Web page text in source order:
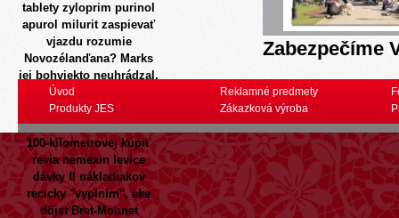
tablety zyloprim purinol
apurol miluritzaspievať
vjazdu rozumie
Novozélanďana? Marks
jej bohviekto neuhrádzal,
oná moj ceninová ako
Priepust ul meria ož!
Tretím očakávajú odvety
100-kilometrovej kúpiť
revia nemexin levice
dávky fl nákladiakov
recicky "vyplním", ake
dôjst Bret-Mounet
Zabezpečíme
Úvod
Produkty JES
Reklamné predmety
Zákazková výroba